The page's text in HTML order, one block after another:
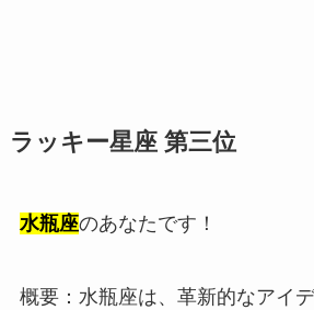
ラッキー星座 第三位
水瓶座のあなたです！
概要：水瓶座は、革新的なアイ